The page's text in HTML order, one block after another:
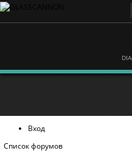
Вход
Список форумов